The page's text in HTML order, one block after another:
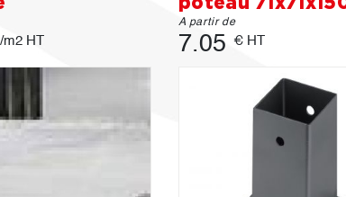
HT
A partir de
7.05 € HT